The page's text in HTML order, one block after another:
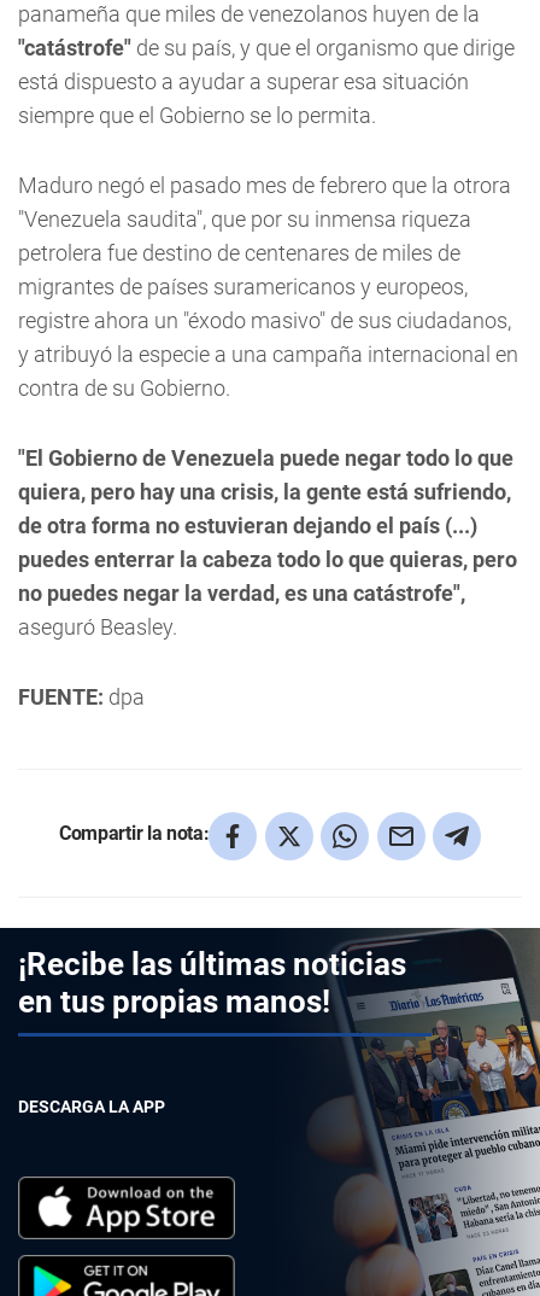
panameña que miles de venezolanos huyen de la
"catástrofe" de su país, y que el organismo que dirige
está dispuesto a ayudar a superar esa situación
siempre que el Gobierno se lo permita.
Maduro negó el pasado mes de febrero que la otrora
"Venezuela saudita", que por su inmensa riqueza
petrolera fue destino de centenares de miles de
migrantes de países suramericanos y europeos,
registre ahora un "éxodo masivo" de sus ciudadanos,
y atribuyó la especie a una campaña internacional en
contra de su Gobierno.
"El Gobierno de Venezuela puede negar todo lo que
quiera, pero hay una crisis, la gente está sufriendo,
de otra forma no estuvieran dejando el país (...)
puedes enterrar la cabeza todo lo que quieras, pero
no puedes negar la verdad, es una catástrofe",
aseguró Beasley.
FUENTE: dpa
Compartir la nota:
¡Recibe las últimas noticias
en tus propias manos!
DESCARGA LA APP